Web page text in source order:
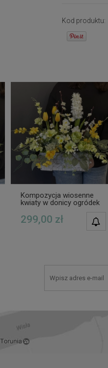
Kod produktu:
POWIADOM O
DOSTĘPNOŚCI
Kompozycja wiosenne
kwiaty w donicy ogródek
299,00 zł